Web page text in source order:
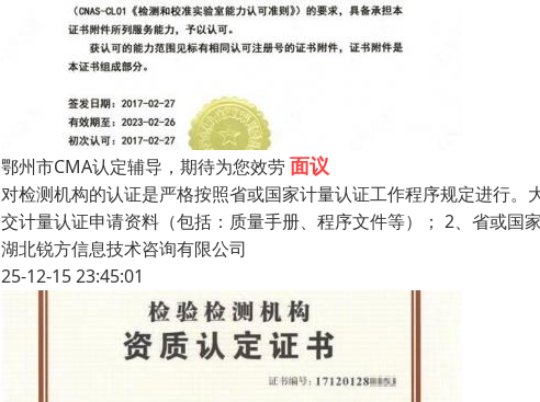
鄂州市CMA认定辅导，期待为您效劳面议
对检测机构的认证是严格按照省或国家计量认证工作程序规定进行
交计量认证申请资料（包括：质量手册、程序文件等）； 2、省或国
湖北锐方信息技术咨询有限公司
25-12-15 23:45:01